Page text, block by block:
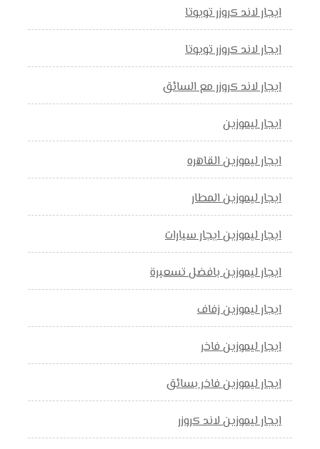
ايجار لاند كروزر تويوتا
ايجار لاند كروزر تويوتا
ايجار لاند كروزر مع السائق
ايجار ليموزين
ايجار ليموزين القاهره
ايجار ليموزين المطار
ايجار ليموزين ايجار سيارات
ايجار ليموزين بافضل تسعيرة
ايجار ليموزين زفاف
ايجار ليموزين فاخر
ايجار ليموزين فاخر بسائق
ايجار ليموزين لاند كروزر